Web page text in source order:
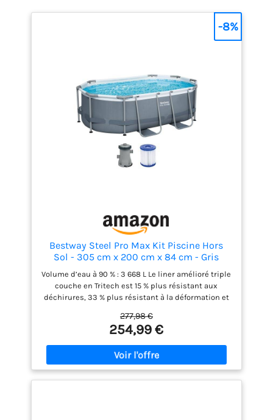
Bestway Steel Pro Max Kit Piscine Hors
Sol - 305 cm x 200 cm x 84 cm - Gris
Volume d’eau à 90 % : 3 668 L Le liner amélioré triple
couche en Tritech est 15 % plus résistant aux
déchirures, 33 % plus résistant à la déformation et
classique Le cadre en acier résistant à la corrosion
est maintenu par des joints ClickConnect, dotés de
connecteurs rapides à clic Fournie avec une pompe
de filtration de 1 249 L Montage et démontage
faciles sans outil
277,98 €
254,99 €
-8%